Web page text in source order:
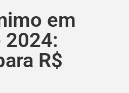
em
2024:
R$